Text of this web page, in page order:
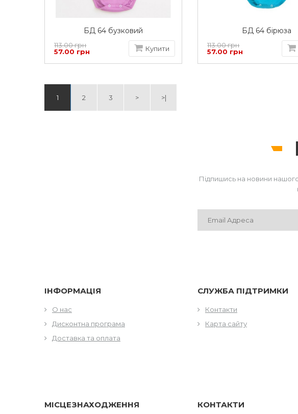
БД 64 бузковий
113.00 грн
57.00 грн
Купити
БД 64 бірюза
113.00 грн
57.00 грн
1 2 3 > >|
Підпишись на новини
ІНФОРМАЦІЯ
О нас
Дисконтна програма
Доставка та оплата
СЛУЖБА ПІДТРИМКИ
Контакти
Карта сайту
МІСЦЕЗНАХОДЖЕННЯ КОНТАКТИ